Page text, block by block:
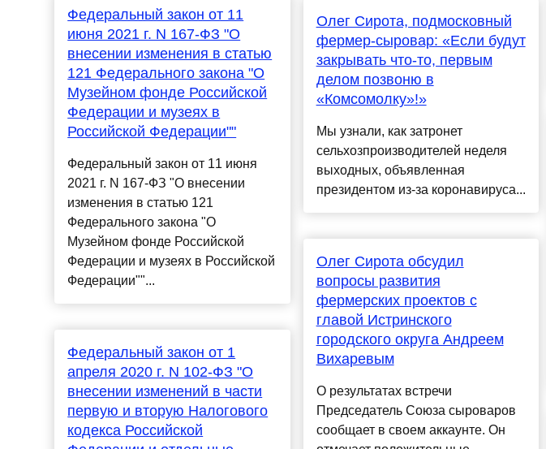
Федеральный закон от 11
июня 2021 г. N 167-ФЗ "О
внесении изменения в статью
121 Федерального закона "О
Музейном фонде Российской
Федерации и музеях в
Российской Федерации""
Федеральный закон от 11 июня
2021 г. N 167-ФЗ "О внесении
изменения в статью 121
Федерального закона "О
Музейном фонде Российской
Федерации и музеях в Российской
Федерации""...
Федеральный закон от 1
апреля 2020 г. N 102-ФЗ "О
внесении изменений в части
первую и вторую Налогового
кодекса Российской
Олег Сирота, подмосковный
фермер-сыровар: «Если будут
закрывать что-то, первым
делом позвоню в
«Комсомолку»!»
Мы узнали, как затронет
сельхозпроизводителей неделя
выходных, объявленная
президентом из-за коронавируса...
Олег Сирота обсудил
вопросы развития
фермерских проектов с
главой Истринского
городского округа Андреем
Вихаревым
О результатах встречи
Председатель Союза сыроваров
сообщает в своем аккаунте. Он